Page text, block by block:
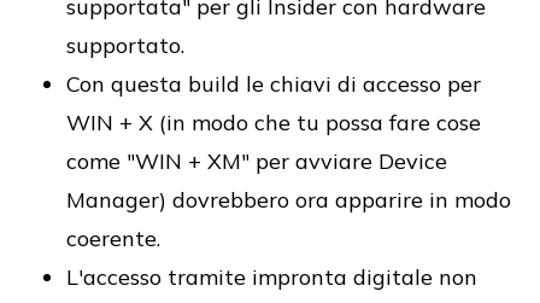
supportata" per gli Insider con hardware
supportato.
Con questa build le chiavi di accesso per
WIN + X (in modo che tu possa fare cose
come "WIN + XM" per avviare Device
Manager) dovrebbero ora apparire in modo
coerente.
L'accesso tramite impronta digitale non